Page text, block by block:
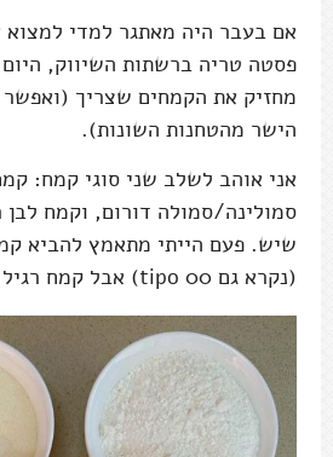
אם בעבר היה מאתגר למדי
פסטה טריה ברשתות השיווק,
מחזיק את הקמחים שצריך (ואפשר
הישר מהטחנות השונות).
אני אוהב לשלב שני סוגי קמח:
סמולינה/סמולה דורום, וקמח לבן
שיש. פעם הייתי מתאמץ להביא
(נקרא גם tipo 00) אבל קמח רגיל נותן אחלה עבודה.